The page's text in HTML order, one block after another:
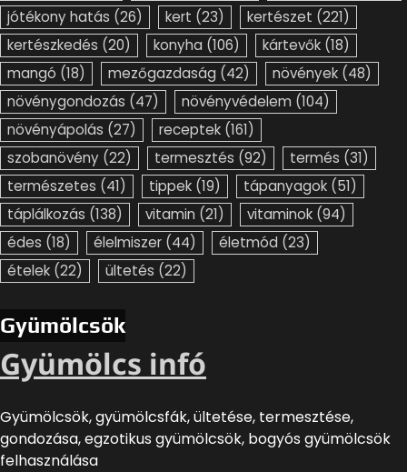
jótékony hatás (26) kert (23) kertészet (221)
kertészkedés (20) konyha (106) kártevők (18)
mangó (18) mezőgazdaság (42) növények (48)
növénygondozás (47) növényvédelem (104)
növényápolás (27) receptek (161)
szobanövény (22) termesztés (92) termés (31)
természetes (41) tippek (19) tápanyagok (51)
táplálkozás (138) vitamin (21) vitaminok (94)
édes (18) élelmiszer (44) életmód (23)
ételek (22) ültetés (22)
Gyümölcsök
Gyümölcs infó
Gyümölcsök, gyümölcsfák, ültetése, termesztése,
gondozása, egzotikus gyümölcsök, bogyós gyümölcsök
felhasználása